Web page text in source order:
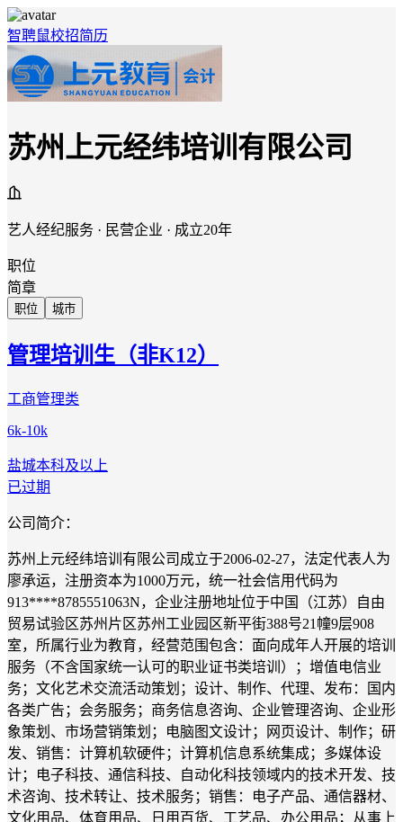
智聘鼠校招简历
苏州上元经纬培训有限公司
艺人经纪服务 · 民营企业 · 成立20年
职位
简章
职位 城市
管理培训生（非K12）
工商管理类
6k-10k
盐城本科及以上
已过期
公司简介：
苏州上元经纬培训有限公司成立于2006-02-27，法定代表人为
廖承运，注册资本为1000万元，统一社会信用代码为
913****8785551063N，企业注册地址位于中国（江苏）自由
贸易试验区苏州片区苏州工业园区新平街388号21幢9层908
室，所属行业为教育，经营范围包含：面向成年人开展的培训
服务（不含国家统一认可的职业证书类培训）；增值电信业
务；文化艺术交流活动策划；设计、制作、代理、发布：国内
各类广告；会务服务；商务信息咨询、企业管理咨询、企业形
象策划、市场营销策划；电脑图文设计；网页设计、制作；研
发、销售：计算机软硬件；计算机信息系统集成；多媒体设
计；电子科技、通信科技、自动化科技领域内的技术开发、技
术咨询、技术转让、技术服务；销售：电子产品、通信器材、
文化用品、体育用品、日用百货、工艺品、办公用品；从事上